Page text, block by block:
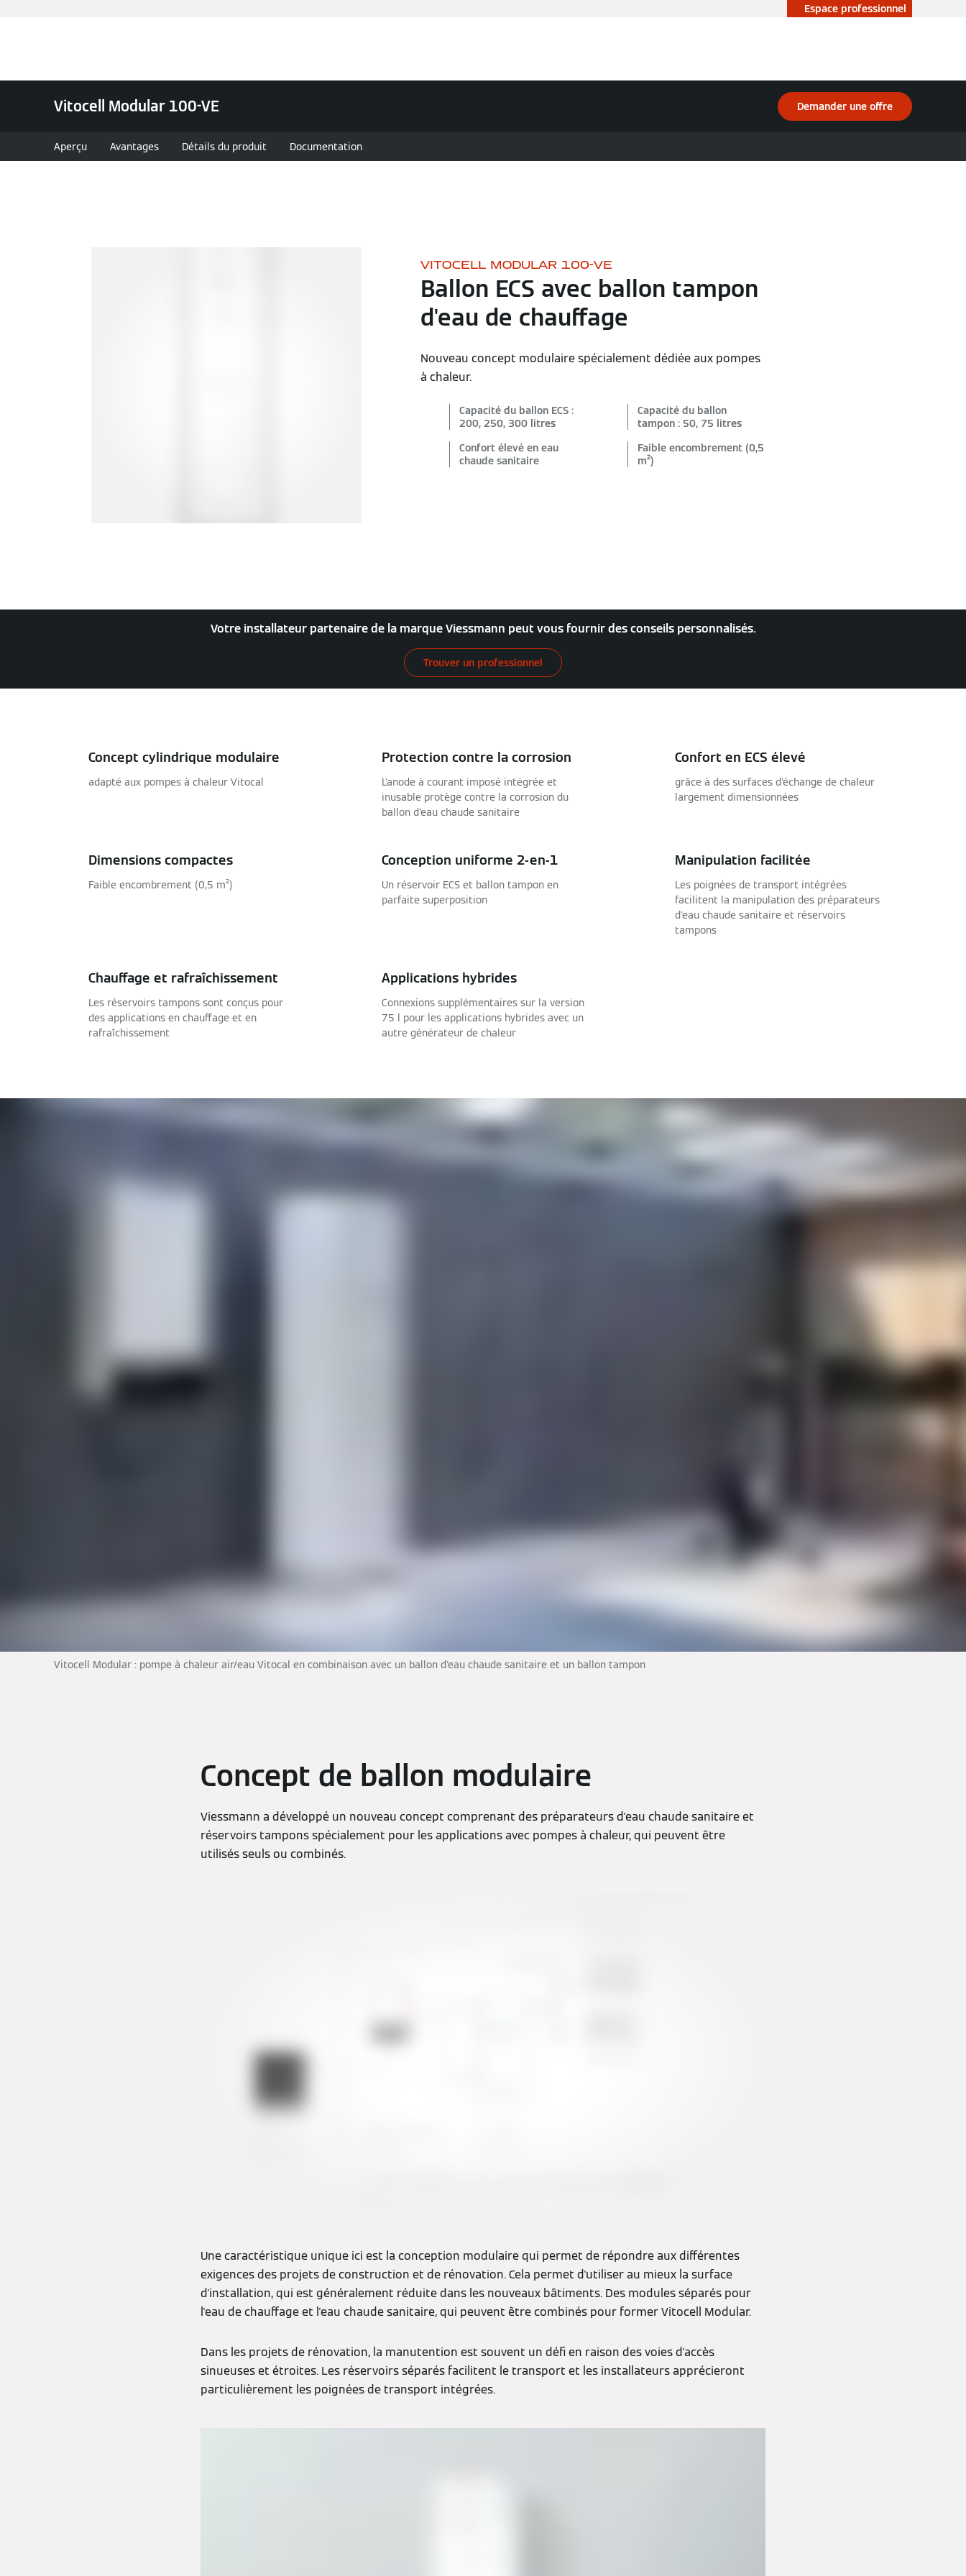
Espace professionnel
Vitocell Modular 100-VE Demander une offre
Aperçu Avantages Détails du produit Documentation
VITOCELL MODULAR 100-VE
Ballon ECS avec ballon tampon
d'eau de chauffage
Nouveau concept modulaire spécialement dédiée aux pompes
à chaleur.
Capacité du ballon ECS :
200, 250, 300 litres
Capacité du ballon
tampon : 50, 75 litres
Confort élevé en eau
chaude sanitaire
Faible encombrement (0,5
m²)
Votre installateur partenaire de la marque Viessmann peut vous fournir des conseils personnalisés.
Trouver un professionnel
Concept cylindrique modulaire
adapté aux pompes à chaleur Vitocal
Protection contre la corrosion
L'anode à courant imposé intégrée et
inusable protège contre la corrosion du
ballon d'eau chaude sanitaire
Confort en ECS élevé
grâce à des surfaces d'échange de chaleur
largement dimensionnées
Dimensions compactes
Faible encombrement (0,5 m²)
Conception uniforme 2-en-1
Un réservoir ECS et ballon tampon en
parfaite superposition
Manipulation facilitée
Les poignées de transport intégrées
facilitent la manipulation des préparateurs
d'eau chaude sanitaire et réservoirs
tampons
Chauffage et rafraîchissement
Les réservoirs tampons sont conçus pour
des applications en chauffage et en
rafraîchissement
Applications hybrides
Connexions supplémentaires sur la version
75 l pour les applications hybrides avec un
autre générateur de chaleur
Vitocell Modular : pompe à chaleur air/eau Vitocal en combinaison avec un ballon d'eau chaude sanitaire et un ballon tampon
Concept de ballon modulaire
Viessmann a développé un nouveau concept comprenant des préparateurs d'eau chaude sanitaire et
réservoirs tampons spécialement pour les applications avec pompes à chaleur, qui peuvent être
utilisés seuls ou combinés.
Une caractéristique unique ici est la conception modulaire qui permet de répondre aux différentes
exigences des projets de construction et de rénovation. Cela permet d'utiliser au mieux la surface
d'installation, qui est généralement réduite dans les nouveaux bâtiments. Des modules séparés pour
l'eau de chauffage et l'eau chaude sanitaire, qui peuvent être combinés pour former Vitocell Modular.
Dans les projets de rénovation, la manutention est souvent un défi en raison des voies d'accès
sinueuses et étroites. Les réservoirs séparés facilitent le transport et les installateurs apprécieront
particulièrement les poignées de transport intégrées.